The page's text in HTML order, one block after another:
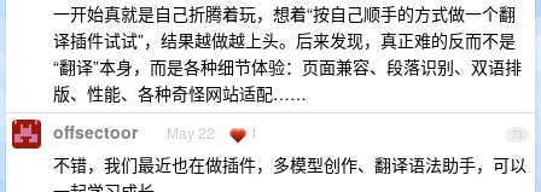
一开始真就是自己折腾着玩，想着“按自己顺手的方式做一个翻
译插件试试”，结果越做越上头。后来发现，真正难的反而不是
“翻译”本身，而是各种细节体验：页面兼容、段落识别、双语排
版、性能、各种奇怪网站适配……
73
offsectoor May 22 1
不错，我们最近也在做插件，多模型创作、翻译语法助手，可以